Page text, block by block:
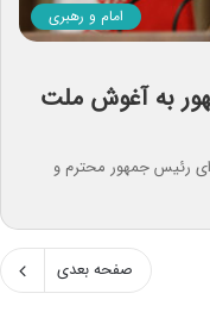
امام و رهبری
به آغوش ملت
رئیس جمهور محترم و
صفحه بعدی